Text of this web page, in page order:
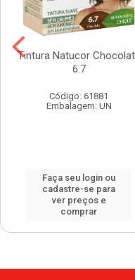
Tintura Natucor
6.7
Código: 61881
Embalagem: UN
Faça seu login ou
cadastre-se para
ver preços e
comprar